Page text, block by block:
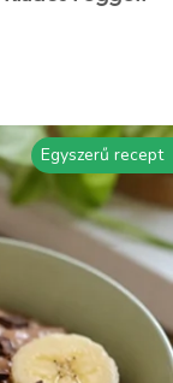
Egyszerű recept